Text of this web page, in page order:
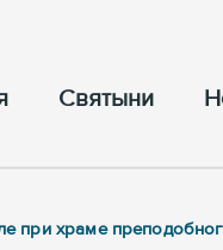
Cвятыни
при храме